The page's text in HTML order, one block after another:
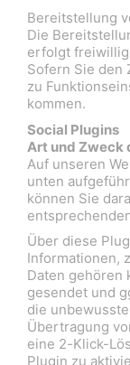
Bereitstellung
Die
erfolgt
Sofern Sie den
zu
kommen.
Social Plugins
Art und Zweck
Auf unseren
unten
können Sie
Über diese
Informationen,
Daten gehören
gesendet und
die
Übertragung
eine 2-Klick-
Plugin zu